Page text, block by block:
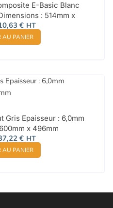
E-Basic Blanc
: 3,0mm Dimensions : 514mm x
:
€Le
prix
actuel
est :
HT
AU PANIER
Gris Epaisseur : 6,0mm
x 496mm
:
€Le
prix
actuel
est :
HT
AU PANIER